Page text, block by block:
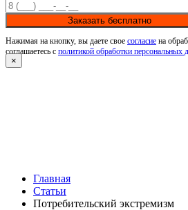
Заказать бесплатно
Нажимая на кнопку, вы даете свое согласие на
соглашаетесь с политикой обработки персональных
×
Главная
Статьи
Потребительский экстремизм